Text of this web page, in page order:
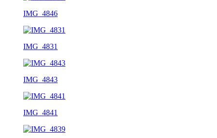
IMG_4846
IMG_4831
IMG_4843
IMG_4841